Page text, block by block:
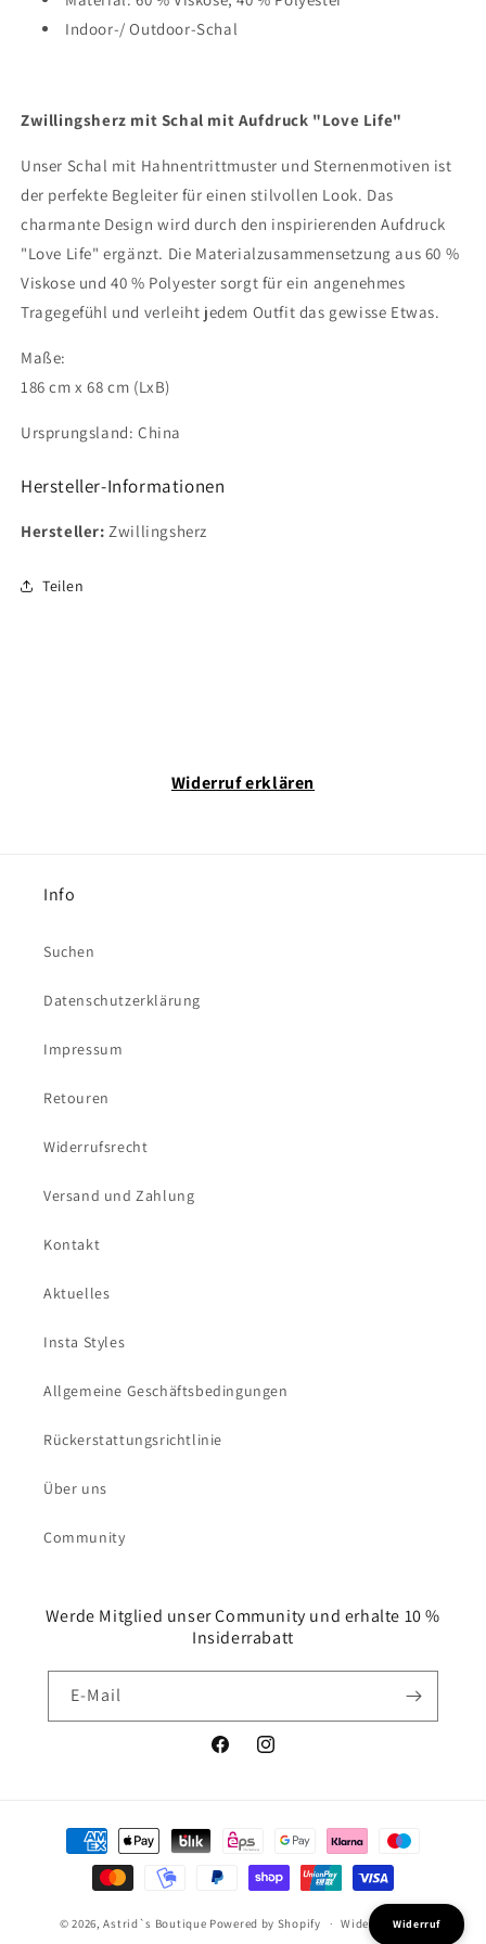
Indoor-/ Outdoor-Schal
Zwillingsherz mit Schal mit Aufdruck "Love Life"
Unser Schal mit Hahnentrittmuster und Sternenmotiven ist
der perfekte Begleiter für einen stilvollen Look. Das
charmante Design wird durch den inspirierenden Aufdruck
"Love Life" ergänzt. Die Materialzusammensetzung aus 60 %
Viskose und 40 % Polyester sorgt für ein angenehmes
Tragegefühl und verleiht jedem Outfit das gewisse Etwas.
Maße:
186 cm x 68 cm (LxB)
Ursprungsland: China
Hersteller-Informationen
Hersteller: Zwillingsherz
Teilen
Widerruf erklären
Info
Suchen
Datenschutzerklärung
Impressum
Retouren
Widerrufsrecht
Versand und Zahlung
Kontakt
Aktuelles
Insta Styles
Allgemeine Geschäftsbedingungen
Rückerstattungsrichtlinie
Über uns
Community
Werde Mitglied unser Community und erhalte 10 %
Insiderrabatt
E-Mail
FacebookInstagram
Zahlungsmethoden
© 2026,Astrid`s Boutique Powered by Shopify Widerrufsrecht
Widerruf